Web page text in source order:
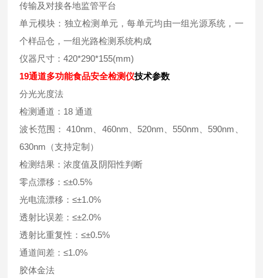
传输及对接各地监管平台
单元模块：独立检测单元，每单元均由一组光源系统，一
个样品仓，一组光路检测系统构成
仪器尺寸：420*290*155(mm)
19通道多功能食品安全检测仪技术参数
分光光度法
检测通道：18 通道
波长范围： 410nm、460nm、520nm、550nm、590nm、
630nm（支持定制）
检测结果：浓度值及阴阳性判断
零点漂移：≤±0.5%
光电流漂移：≤±1.0%
透射比误差：≤±2.0%
透射比重复性：≤±0.5%
通道间差：≤1.0%
胶体金法